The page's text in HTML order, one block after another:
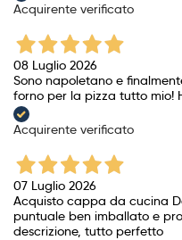
Acquirente verificato
08 Luglio 2026
Sono napoletano e
forno per la pizza tutto mio!
Acquirente verificato
07 Luglio 2026
Acquisto cappa da cucina
puntuale ben imballato e
descrizione, tutto perfetto